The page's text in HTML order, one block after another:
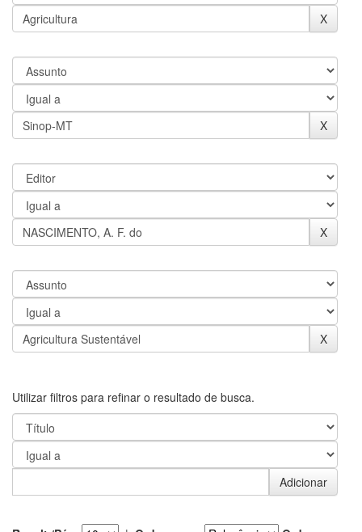
Utilizar filtros para refinar o resultado de busca.